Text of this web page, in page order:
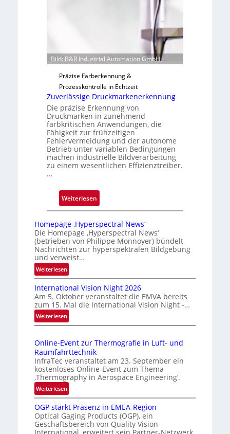
n
g
a
u
s
Bild: B&R Industrial Automation GmbH
Präzise Farberkennung &
Prozesskontrolle in Echtzeit
Zuverlässige Druckmarkenerkennung
Die präzise Erkennung von
Druckmarken in zunehmend
farbkritischen Anwendungen, die
Fähigkeit zur frühzeitigen
Fehlervermeidung und der autonome
Betrieb unter variablen Bedingungen
machen industrielle Bildverarbeitung
zu einem wesentlichen Effizienztreiber.
…
Weiterlesen:
Z
v
e
r
s
i
e
D
r
u
c
k
r
k
Homepage ‚Hyperspectral News‘
Die Homepage ‚Hyperspectral News‘
(betrieben von Philippe Monnoyer) bündelt
Nachrichten zur hyperspektralen Bildgebung
und verweist…
Weiterlesen:
H
o
m
e
p
a
e
‚
H
y
p
e
r
s
p
International Vision Night 2026
Am 5. Oktober veranstaltet die EMVA bereits
zum 15. Mal die International Vision Night -…
Weiterlesen:
I
t
e
r
n
a
t
o
n
Online-Event zur Thermografie in Luft- und
Raumfahrttechnik
InfraTec veranstaltet am 23. September ein
kostenloses Online-Event zum Thema
‚Thermography in Aerospace Engineering‘.
Weiterlesen:
O
n
l
i
OGP stärkt Präsenz in EMEA-Region
Optical Gaging Products (OGP), ein
Geschäftsbereich von Quality Vision